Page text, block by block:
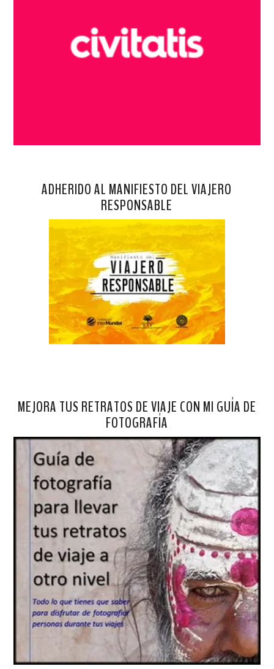
ADHERIDO AL MANIFIESTO DEL VIAJERO
RESPONSABLE
MEJORA TUS RETRATOS DE VIAJE CON MI GUÍA DE
FOTOGRAFÍA